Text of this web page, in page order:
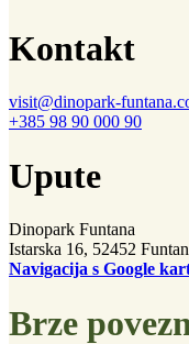
Kontakt
visit@dinopark-
+385 98 90 000 90
Upute
Dinopark Funtana
Istarska 16, 52452
Navigacija s Google
Brze